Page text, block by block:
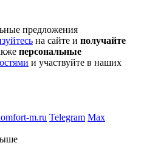
предложения
на сайте и получайте
персональные
и участвуйте в наших
m.ru Telegram Max